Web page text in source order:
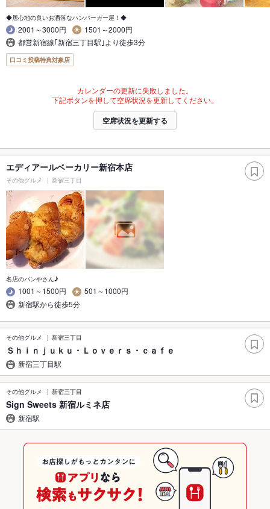
◆居心地の良いお洒落なハンバーガー屋！◆
2001～3000円
1501～2000円
都営新宿線｢新宿三丁目駅｣より徒歩3分
口コミ投稿特典対象店
カレンダーの更新に失敗しました。
下記ボタンを押して空席状況を更新してください。
空席状況を更新する
エディアールベーカリー新宿本店
その他グルメ 新宿三丁目
名店のパンやさん♪
1001～1500円
501～1000円
新宿駅から徒歩5分
その他グルメ 新宿三丁目
Ｓｈｉｎｊｕｋｕ・Ｌｏｖｅｒｓ・ｃａｆｅ
新宿三丁目駅
その他グルメ 新宿三丁目
Sign Sweets 新宿ルミネ店
新宿駅